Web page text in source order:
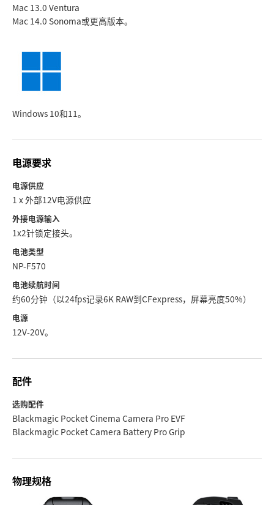
Mac 13.0 Ventura
Mac 14.0 Sonoma或更高版本。
Windows 10和11。
电源要求
电源供应
1 x 外部12V电源供应
外接电源输入
1x2针锁定接头。
电池类型
NP-F570
电池续航时间
约60分钟（以24fps记录6K RAW到CFexpress，屏幕亮度50%）
电源
12V-20V。
配件
选购配件
Blackmagic Pocket Cinema Camera Pro EVF
Blackmagic Pocket Camera Battery Pro Grip
物理规格